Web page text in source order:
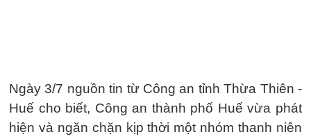
Ngày 3/7 nguồn tin từ Công an tỉnh Thừa Thiên -
Huế cho biết, Công an thành phố Huế vừa phát
hiện và ngăn chặn kịp thời một nhóm thanh niên